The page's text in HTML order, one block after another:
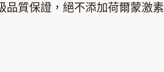
品質保證，絕不添加荷爾蒙激素